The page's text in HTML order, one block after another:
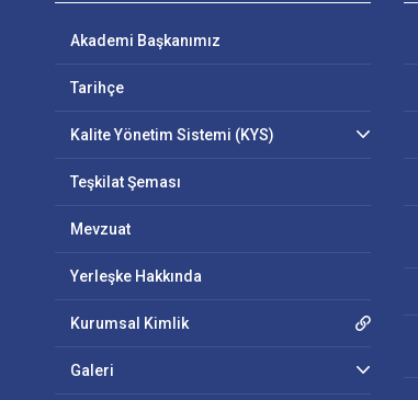
Akademi Başkanımız
Tarihçe
Kalite Yönetim Sistemi (KYS)
Teşkilat Şeması
Mevzuat
Yerleşke Hakkında
Kurumsal Kimlik
Galeri